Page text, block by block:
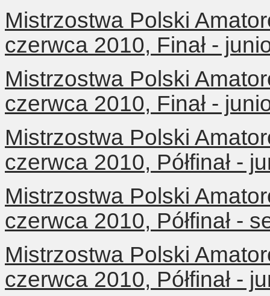
Mistrzostwa Polski
czerwca 2010, Finał -
Mistrzostwa Polski
czerwca 2010, Finał -
Mistrzostwa Polski
czerwca 2010, Półfinał -
Mistrzostwa Polski
czerwca 2010, Półfinał -
Mistrzostwa Polski
czerwca 2010, Półfinał -